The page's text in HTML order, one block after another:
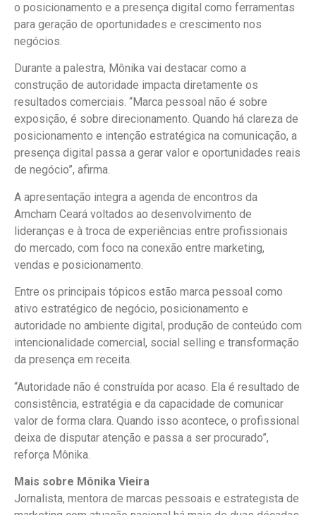
o posicionamento e a presença digital como ferramentas
para geração de oportunidades e crescimento nos
negócios.
Durante a palestra, Mônika vai destacar como a
construção de autoridade impacta diretamente os
resultados comerciais. “Marca pessoal não é sobre
exposição, é sobre direcionamento. Quando há clareza de
posicionamento e intenção estratégica na comunicação, a
presença digital passa a gerar valor e oportunidades reais
de negócio”, afirma.
A apresentação integra a agenda de encontros da
Amcham Ceará voltados ao desenvolvimento de
lideranças e à troca de experiências entre profissionais
do mercado, com foco na conexão entre marketing,
vendas e posicionamento.
Entre os principais tópicos estão marca pessoal como
ativo estratégico de negócio, posicionamento e
autoridade no ambiente digital, produção de conteúdo com
intencionalidade comercial, social selling e transformação
da presença em receita.
“Autoridade não é construída por acaso. Ela é resultado de
consistência, estratégia e da capacidade de comunicar
valor de forma clara. Quando isso acontece, o profissional
deixa de disputar atenção e passa a ser procurado”,
reforça Mônika.
Mais sobre Mônika Vieira
Jornalista, mentora de marcas pessoais e estrategista de